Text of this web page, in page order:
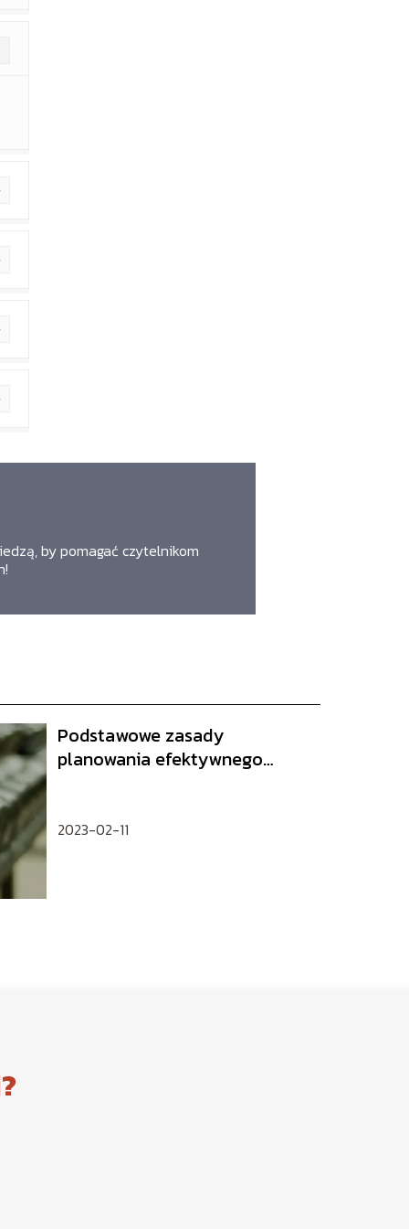
by pomagać czytelnikom
Podstawowe zasady
planowania efektywnego
2023-02-11